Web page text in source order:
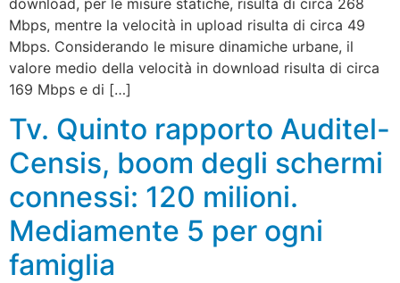
Mbps, mentre la velocità in upload risulta di circa 49
Mbps. Considerando le misure dinamiche urbane, il
valore medio della velocità in download risulta di circa
169 Mbps e di […]
Tv. Quinto rapporto Auditel-
Censis, boom degli schermi
connessi: 120 milioni.
Mediamente 5 per ogni
famiglia